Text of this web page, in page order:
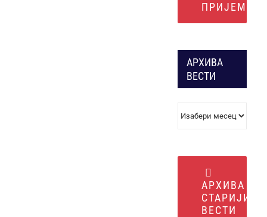
ПРИЈЕМ
АРХИВА
ВЕСТИ
ВЕСТИ
АРХИВА
СТАРИЈИХ
ВЕСТИ